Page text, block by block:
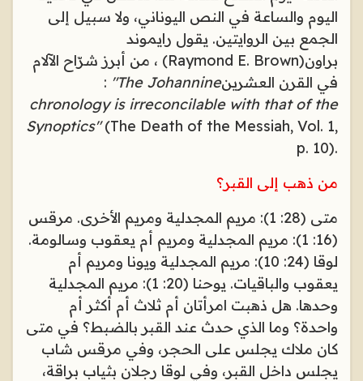
اليوم والساعة في النص اليوناني، ولا سبيل إلى
الجمع بين الروايتين. يقول رايموند
براون(Raymond E. Brown) ، من أبرز شرّاح الآلام
في القرن العشرين
: "The Johannine
chronology is irreconcilable with that of the
Synoptics"(The Death of the Messiah, Vol. 1,
p. 10).
من ذهب إلى القبر؟
متى (28: 1): مريم المجدلية ومريم الأخرى. مرقس
(16: 1): مريم المجدلية ومريم أم يعقوب وسالومة.
لوقا (24: 10): مريم المجدلية ويونا ومريم أم
يعقوب والباقيات. يوحنا (20: 1): مريم المجدلية
وحدها. هل ذهبت امرأتان أم ثلاث أم أكثر أم
واحدة؟ وما الذي حدث عند القبر بالضبط؟ في متى
كان ملاك يجلس على الحجر، وفي مرقس شاب
يجلس داخل القبر، وفي لوقا رجلان بثياب براقة،